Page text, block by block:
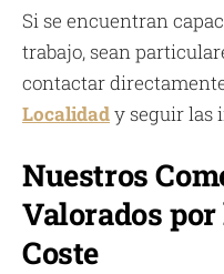
Si se encuentran
trabajo, sean
contactar
Localidady seguir las
Nuestros
Valorados
Coste